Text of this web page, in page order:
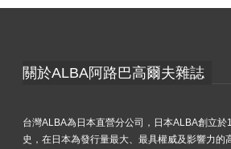
關於ALBA阿路巴高爾夫雜誌
台灣ALBA為日本直營分公司，日本ALBA創立
史，在日本為發行量最大、最具權威及影響力的